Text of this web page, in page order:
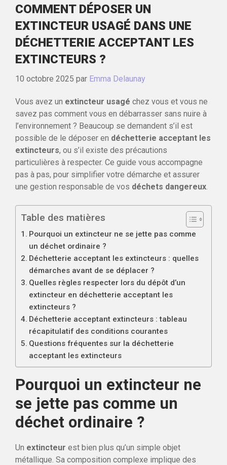
COMMENT DÉPOSER UN
EXTINCTEUR USAGÉ DANS UNE
DÉCHETTERIE ACCEPTANT LES
EXTINCTEURS ?
10 octobre 2025 par Emma Delaunay
Vous avez un extincteur usagé chez vous et vous ne
savez pas comment vous en débarrasser sans nuire à
l’environnement ? Beaucoup se demandent s’il est
possible de le déposer en déchetterie acceptant les
extincteurs, ou s’il existe des précautions
particulières à respecter. Ce guide vous accompagne
pas à pas, pour simplifier votre démarche et assurer
une gestion responsable de vos déchets dangereux.
Table des matières
Pourquoi un extincteur ne se jette pas comme
un déchet ordinaire ?
Déchetterie acceptant les extincteurs : quelles
démarches avant de se déplacer ?
Quelles règles respecter lors du dépôt d’un
extincteur en déchetterie acceptant les
extincteurs ?
Déchetterie acceptant extincteurs : tableau
récapitulatif des conditions courantes
Questions fréquentes sur la déchetterie
acceptant les extincteurs
Pourquoi un extincteur ne
se jette pas comme un
déchet ordinaire ?
Un extincteur est bien plus qu’un simple objet
métallique. Sa composition complexe implique des